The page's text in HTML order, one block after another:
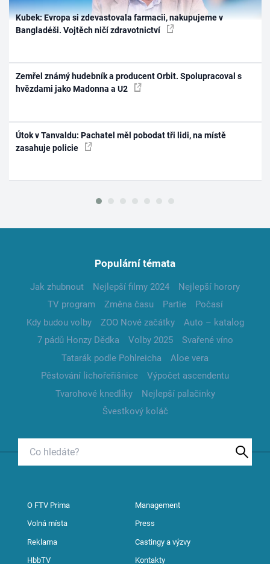
Kubek: Evropa si zdevastovala farmacii, nakupujeme v
Bangladéši. Vojtěch ničí zdravotnictví
Zemřel známý hudebník a producent Orbit. Spolupracoval s
hvězdami jako Madonna a U2
Útok v Tanvaldu: Pachatel měl pobodat tři lidi, na místě
zasahuje policie
Populární témata
Jak zhubnout Nejlepší filmy 2024
Nejlepší horory
TV program
Změna času Partie
Počasí
Kdy budou volby
ZOO Nové začátky
Auto – katalog
7 pádů Honzy Dědka
Volby 2025
Svařené víno
Tatarák podle Pohlreicha
Aloe vera
Pěstování lichořeřišnice
Výpočet ascendentu
Tvarohové knedlíky
Nejlepší palačinky
Švestkový koláč
O FTV Prima Management
Volná místa Press
Reklama Castingy a výzvy
HbbTV Kontakty